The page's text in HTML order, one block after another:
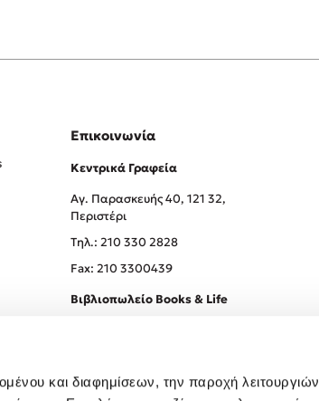
και διαφημίσεων, την παροχή λειτουργιών
Επικοινωνία
Κεντρικά Γραφεία
Αγ. Παρασκευής 40, 121 32,
Περιστέρι
Tηλ.: 210 330 2828
Fax: 210 3300439
Βιβλιοπωλείο Books & Life